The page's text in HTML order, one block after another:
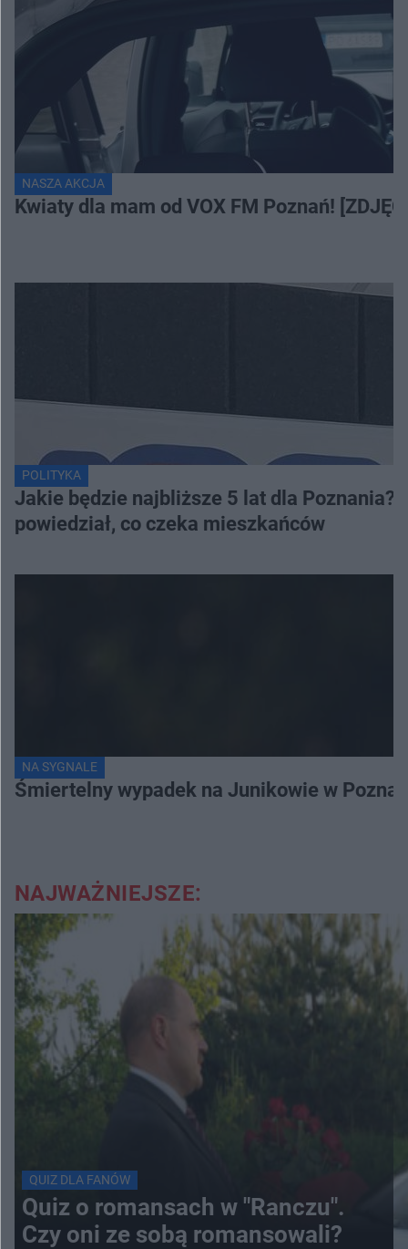
NASZA AKCJA
Kwiaty dla mam od VOX FM Poznań!
POLITYKA
Jakie będzie najbliższe 5 lat dla Poznania?
powiedział, co czeka mieszkańców
NA SYGNALE
Śmiertelny wypadek na Junikowie w
NAJWAŻNIEJSZE:
QUIZ DLA FANÓW
Quiz o romansach w "Ranczu".
Czy oni ze sobą romansowali?